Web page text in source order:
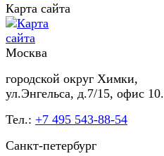
Карта сайта
Москва
городской округ Химки,
ул.Энгельса, д.7/15, офис 10.
Тел.: +7 495 543-88-54
Санкт-петербург